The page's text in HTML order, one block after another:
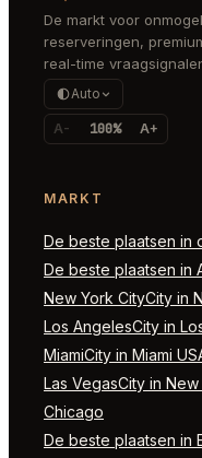
De markt voor
reserveringen,
real-time
Auto
A- 100% A+
MARKT
De beste plaatsen in
De beste plaatsen in
New York CityCity in
Los AngelesCity in
MiamiCity in Miami
Las VegasCity in
Chicago
De beste plaatsen in